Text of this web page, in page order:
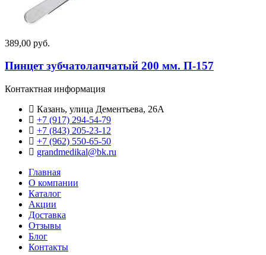
389,00 руб.
Пинцет зубчатолапчатый 200 мм. П-157
Контактная информация
Казань, улица Дементьева, 26А
+7 (917) 294-54-79
+7 (843) 205-23-12
+7 (962) 550‑65‑50‬
grandmedikal@bk.ru
Главная
О компании
Каталог
Акции
Доставка
Отзывы
Блог
Контакты